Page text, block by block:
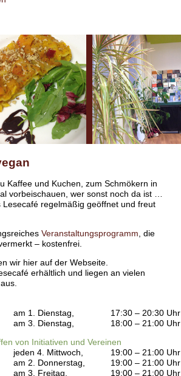
Kaffee und Kuchen, zum Schmökern in
vorbeischauen, wer sonst noch da ist …
regelmäßig geöffnet und freut
Veranstaltungsprogramm , die
– kostenfrei.
wir hier auf der Webseite.
erhältlich und liegen an vielen
am 1. Dienstag,
17:30 – 20:30 Uhr
am 3. Dienstag,
18:00 – 21:00 Uhr
von Initiativen und Vereinen
jeden 4. Mittwoch,
19:00 – 21:00 Uhr
am 2. Donnerstag,
19:00 – 21:00 Uhr
am 3. Freitag, 19:00 – 21:00 Uhr